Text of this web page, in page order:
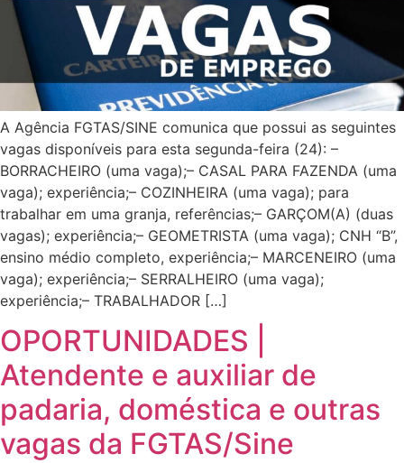
A Agência FGTAS/SINE comunica que possui as seguintes
vagas disponíveis para esta segunda-feira (24): –
BORRACHEIRO (uma vaga);– CASAL PARA FAZENDA (uma
vaga); experiência;– COZINHEIRA (uma vaga); para
trabalhar em uma granja, referências;– GARÇOM(A) (duas
vagas); experiência;– GEOMETRISTA (uma vaga); CNH “B”,
ensino médio completo, experiência;– MARCENEIRO (uma
vaga); experiência;– SERRALHEIRO (uma vaga);
experiência;– TRABALHADOR […]
OPORTUNIDADES |
Atendente e auxiliar de
padaria, doméstica e outras
vagas da FGTAS/Sine